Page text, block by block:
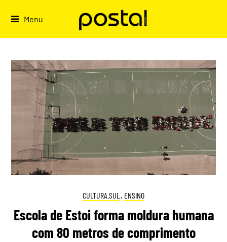
Menu
CULTURA.SUL , ENSINO
Escola de Estoi forma moldura humana
com 80 metros de comprimento